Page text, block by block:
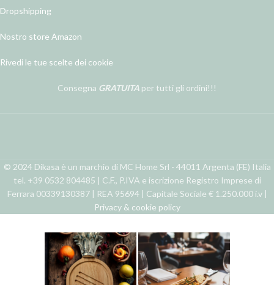
Dropshipping
Nostro store Amazon
Rivedi le tue scelte dei cookie
Consegna GRATUITA per tutti gli ordini!!!
© 2024 Dikasa è un marchio di MC Home Srl - 44011 Argenta (FE) Italia
tel. +39 0532 804485 | C.F., P.IVA e iscrizione Registro Imprese di
Ferrara 00339130387 | REA 95694 | Capitale Sociale € 1.250.000 i.v |
Privacy & cookie policy